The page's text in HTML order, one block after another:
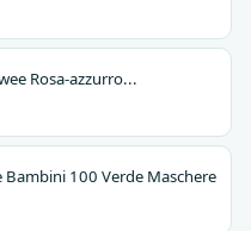
Rosa-azzurro...
100 Verde Maschere